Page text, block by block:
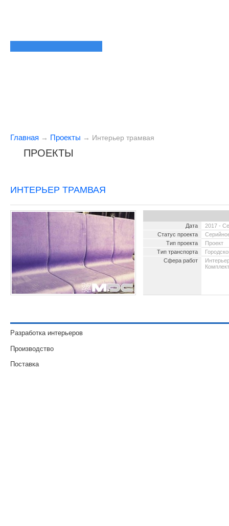
Главная → Проекты → Интерьер трамвая
ПРОЕКТЫ
ИНТЕРЬЕР ТРАМВАЯ
Дата
2017 -
Статус проекта
Тип проекта
Проект
Тип транспорта
Сфера работ
Разработка интерьеров
Производство
Поставка